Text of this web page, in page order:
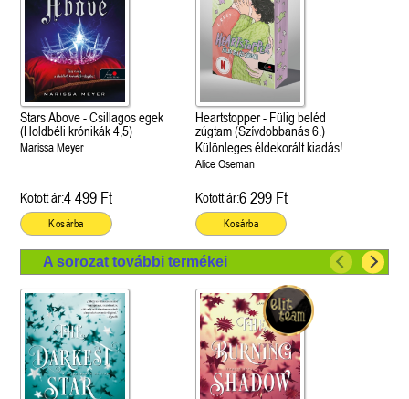
Stars Above - Csillagos egek
(Holdbéli krónikák 4,5)
Marissa Meyer
Kötött ár:4 499 Ft
Kosárba
Heartstopper - Fülig beléd
zúgtam (Szívdobbanás 6.)
Különleges éldekorált kiadás!
Alice Oseman
Kötött ár:6 299 Ft
Kosárba
A sorozat további termékei